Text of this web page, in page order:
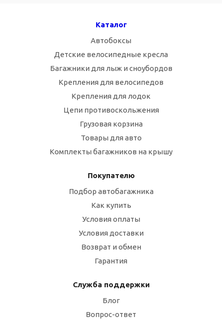
Каталог
Автобоксы
Детские велосипедные кресла
Багажники для лыж и сноубордов
Крепления для велосипедов
Крепления для лодок
Цепи противоскольжения
Грузовая корзина
Товары для авто
Комплекты багажников на крышу
Покупателю
Подбор автобагажника
Как купить
Условия оплаты
Условия доставки
Возврат и обмен
Гарантия
Служба поддержки
Блог
Вопрос-ответ